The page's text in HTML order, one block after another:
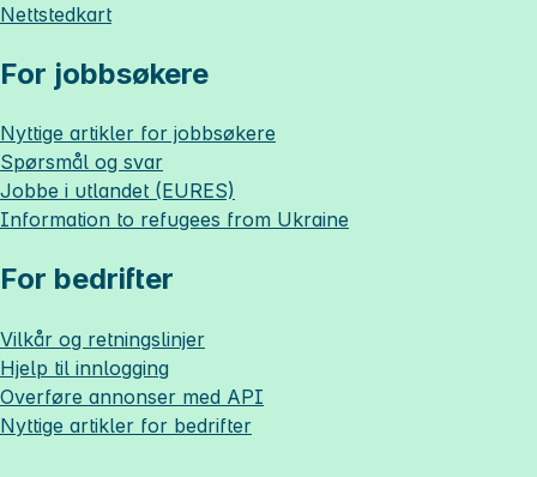
Nettstedkart
For jobbsøkere
Nyttige artikler for jobbsøkere
Spørsmål og svar
Jobbe i utlandet (EURES)
Information to refugees from Ukraine
For bedrifter
Vilkår og retningslinjer
Hjelp til innlogging
Overføre annonser med API
Nyttige artikler for bedrifter